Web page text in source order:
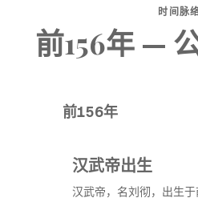
时间脉
前156年 —
前156年
汉武帝出生
汉武帝，名刘彻，出生